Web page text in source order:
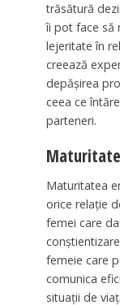
trăsătură
îi pot face să
lejeritate în
creează
depășirea
ceea ce
parteneri.
Maturitatea
orice relație
femei care
femeie care
comunica
situații de